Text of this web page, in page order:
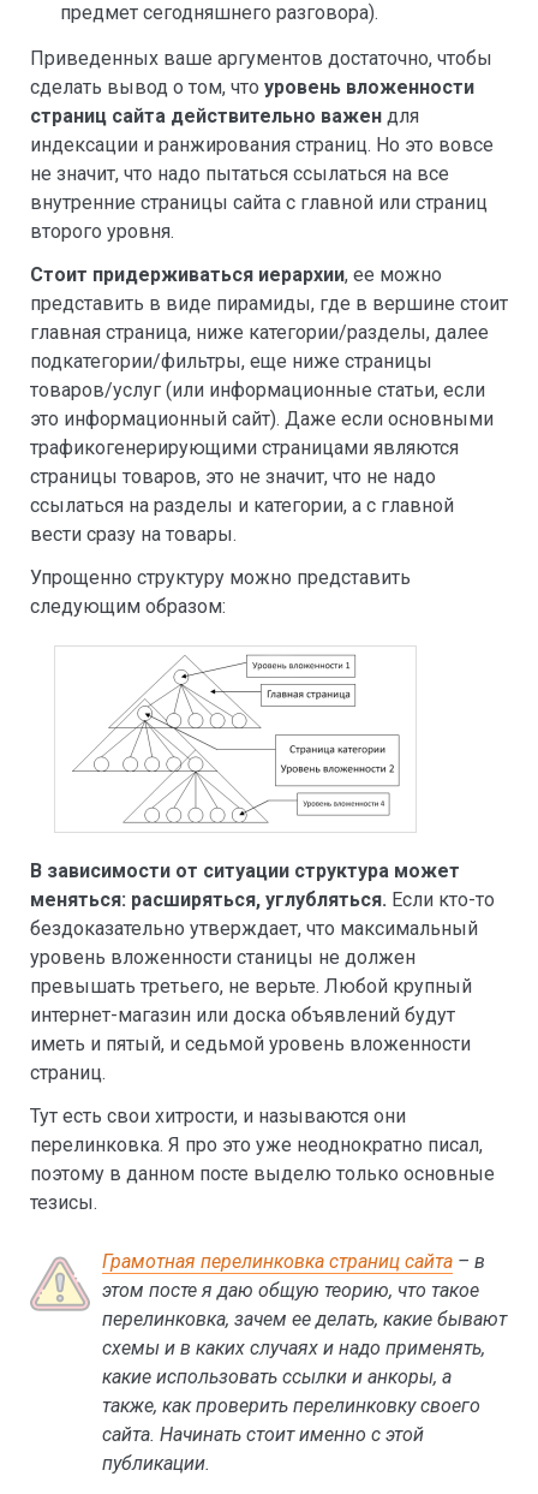
предмет сегодняшнего разговора).
Приведенных ваше аргументов достаточно, чтобы
сделать вывод о том, что уровень вложенности
страниц сайта действительно важен для
индексации и ранжирования страниц. Но это вовсе
не значит, что надо пытаться ссылаться на все
внутренние страницы сайта с главной или страниц
второго уровня.
Стоит придерживаться иерархии, ее можно
представить в виде пирамиды, где в вершине стоит
главная страница, ниже категории/разделы, далее
подкатегории/фильтры, еще ниже страницы
товаров/услуг (или информационные статьи, если
это информационный сайт). Даже если основными
трафикогенерирующими страницами являются
страницы товаров, это не значит, что не надо
ссылаться на разделы и категории, а с главной
вести сразу на товары.
Упрощенно структуру можно представить
следующим образом:
В зависимости от ситуации структура может
меняться: расширяться, углубляться. Если кто-то
бездоказательно утверждает, что максимальный
уровень вложенности станицы не должен
превышать третьего, не верьте. Любой крупный
интернет-магазин или доска объявлений будут
иметь и пятый, и седьмой уровень вложенности
страниц.
Тут есть свои хитрости, и называются они
перелинковка. Я про это уже неоднократно писал,
поэтому в данном посте выделю только основные
тезисы.
Грамотная перелинковка страниц сайта – в
этом посте я даю общую теорию, что такое
перелинковка, зачем ее делать, какие бывают
схемы и в каких случаях и надо применять,
какие использовать ссылки и анкоры, а
также, как проверить перелинковку своего
сайта. Начинать стоит именно с этой
публикации.